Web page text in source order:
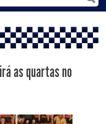
as quartas no